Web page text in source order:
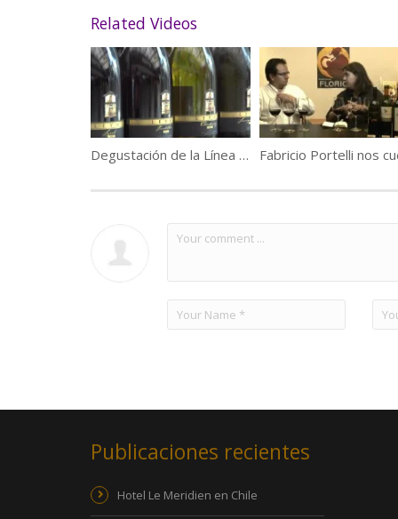
Related Videos
Degustación de la Línea Lot de Viña Leyda
Publicaciones recientes
Hotel Le Meridien en Chile